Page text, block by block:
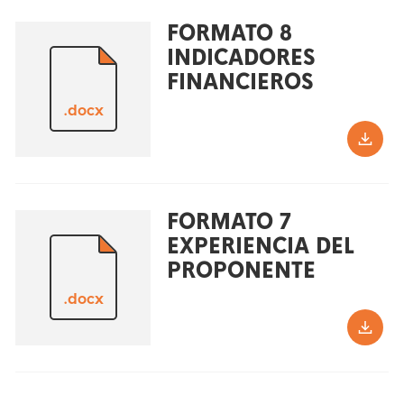
.docx
FORMATO 8
INDICADORES
FINANCIEROS
.docx
FORMATO 7
EXPERIENCIA DEL
PROPONENTE